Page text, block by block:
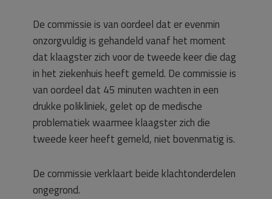
De commissie is van oordeel dat er evenmin
onzorgvuldig is gehandeld vanaf het moment
dat klaagster zich voor de tweede keer die dag
in het ziekenhuis heeft gemeld. De commissie is
van oordeel dat 45 minuten wachten in een
drukke polikliniek, gelet op de medische
problematiek waarmee klaagster zich die
tweede keer heeft gemeld, niet bovenmatig is.
De commissie verklaart beide klachtonderdelen
ongegrond.